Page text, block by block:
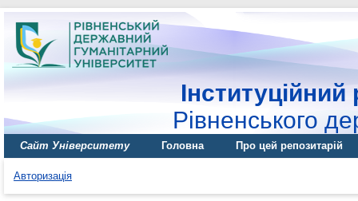
Інституційний
Рівненського
Сайт Університету Головна Про цей репозитарій
Авторизація